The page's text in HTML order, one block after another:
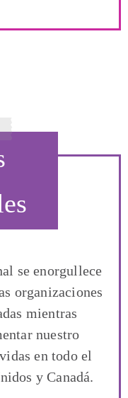
se enorgullece
organizaciones
mientras
nuestro
en todo el
y Canadá.